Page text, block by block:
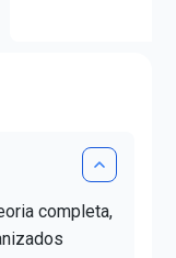
Legislação
Concursos.
completa,